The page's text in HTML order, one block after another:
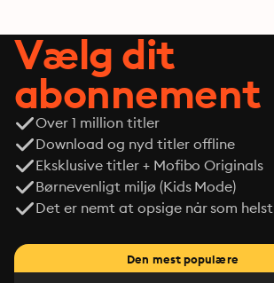
Vælg dit
abonnement
Over 1 million titler
Download og nyd titler offline
Eksklusive titler + Mofibo Originals
Børnevenligt miljø (Kids Mode)
Det er nemt at opsige når som helst
Den mest populære